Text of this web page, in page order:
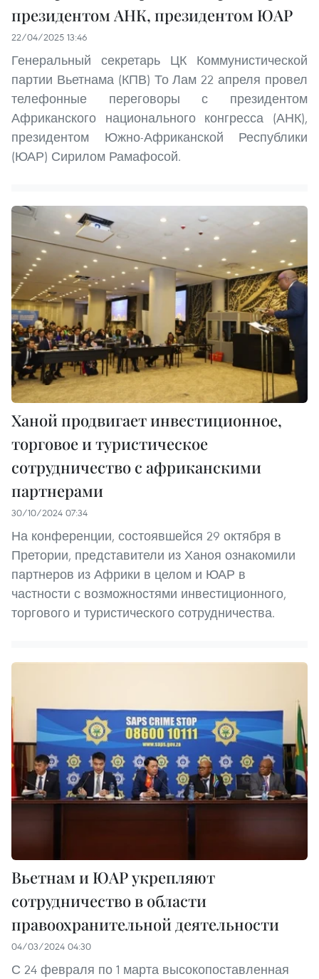
президентом АНК, президентом ЮАР
22/04/2025 13:46
Генеральный секретарь ЦК Коммунистической
партии Вьетнама (КПВ) То Лам 22 апреля провел
телефонные переговоры с президентом
Африканского национального конгресса (АНК),
президентом Южно-Африканской Республики
(ЮАР) Сирилом Рамафосой.
Ханой продвигает инвестиционное,
торговое и туристическое
сотрудничество с африканскими
партнерами
30/10/2024 07:34
На конференции, состоявшейся 29 октября в
Претории, представители из Ханоя ознакомили
партнеров из Африки в целом и ЮАР в
частности с возможностями инвестиционного,
торгового и туристического сотрудничества.
Вьетнам и ЮАР укрепляют
сотрудничество в области
правоохранительной деятельности
04/03/2024 04:30
С 24 февраля по 1 марта высокопоставленная